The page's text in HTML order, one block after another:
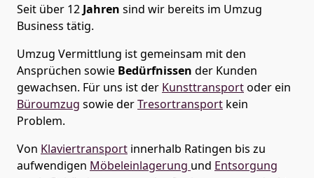
Seit über 12 Jahren sind wir bereits im Umzug
Business tätig.
Umzug Vermittlung ist gemeinsam mit den
Ansprüchen sowie Bedürfnissen der Kunden
gewachsen. Für uns ist der Kunsttransportoder ein
Büroumzug sowie derTresortransport kein
Problem.
Von Klaviertransport innerhalb Ratingen bis zu
aufwendigen Möbeleinlagerung und Entsorgung